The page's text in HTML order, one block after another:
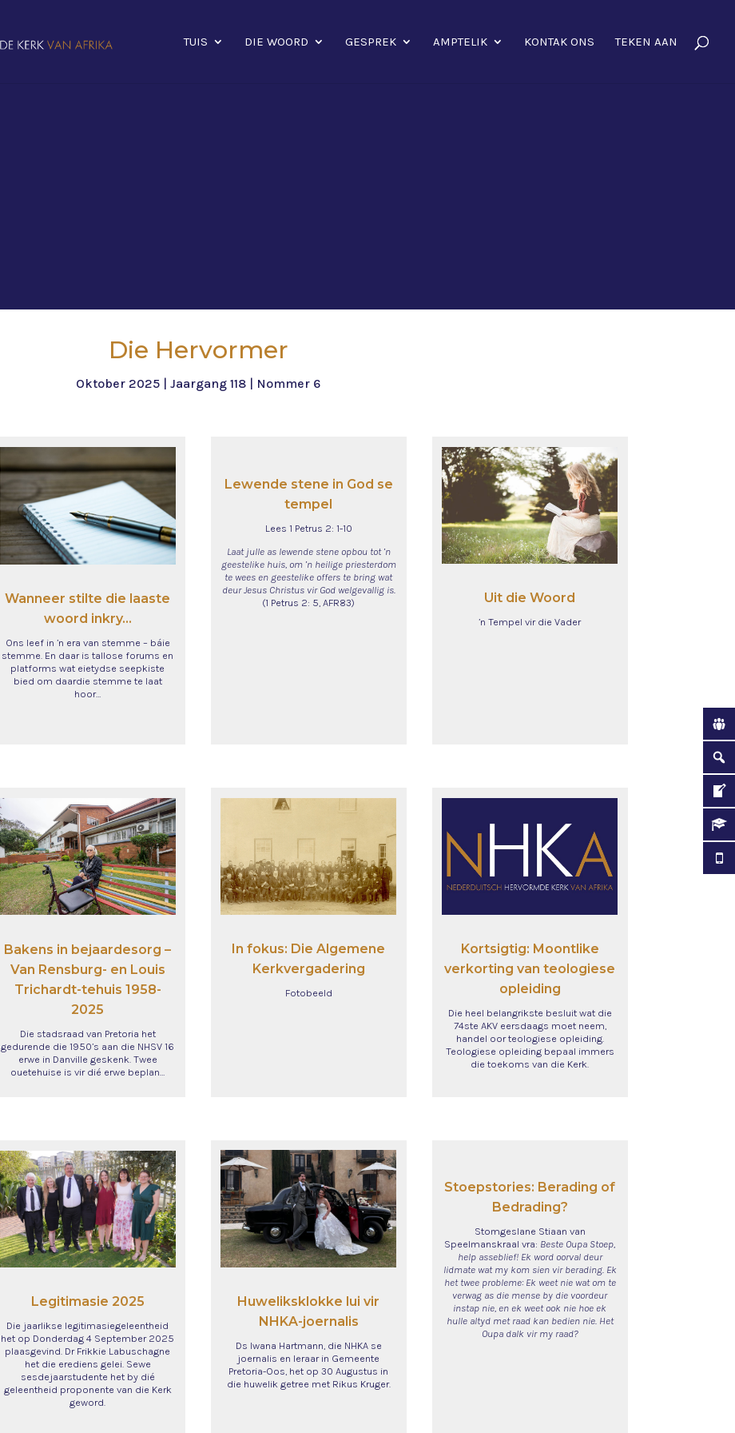
TUIS DIE WOORD GESPREK AMPTELIK KONTAK ONS TEKEN AAN
Die Hervormer
Oktober 2025 | Jaargang 118 | Nommer 6
Wanneer stilte die laaste
woord inkry...
Ons leef in ’n era van stemme – báie
stemme. En daar is tallose forums en
platforms wat eietydse seepkiste
bied om daardie stemme te laat
hoor…
Lewende stene in God se
tempel
Lees 1 Petrus 2: 1-10
Laat julle as lewende stene opbou tot ’n
geestelike huis, om ’n heilige priesterdom
te wees en geestelike offers te bring wat
deur Jesus Christus vir God welgevallig is.
(1 Petrus 2: 5, AFR83)
Uit die Woord
’n Tempel vir die Vader
Bakens in bejaardesorg –
Van Rensburg- en Louis
Trichardt-tehuis 1958-
2025
Die stadsraad van Pretoria het
gedurende die 1950’s aan die NHSV 16
erwe in Danville geskenk. Twee
ouetehuise is vir dié erwe beplan…
In fokus: Die Algemene
Kerkvergadering
Fotobeeld
Kortsigtig: Moontlike
verkorting van teologiese
opleiding
Die heel belangrikste besluit wat die
74ste AKV eersdaags moet neem,
handel oor teologiese opleiding.
Teologiese opleiding bepaal immers
die toekoms van die Kerk.
Legitimasie 2025
Die jaarlikse legitimasiegeleentheid
het op Donderdag 4 September 2025
plaasgevind. Dr Frikkie Labuschagne
het die erediens gelei. Sewe
sesdejaarstudente het by dié
geleentheid proponente van die Kerk
geword.
Huweliksklokke lui vir
NHKA-joernalis
Ds Iwana Hartmann, die NHKA se
joernalis en leraar in Gemeente
Pretoria-Oos, het op 30 Augustus in
die huwelik getree met Rikus Kruger.
Stoepstories: Berading of
Bedrading?
Stomgeslane Stiaan van
Speelmanskraal vra: Beste Oupa Stoep,
help asseblief! Ek word oorval deur
lidmate wat my kom sien vir berading. Ek
het twee probleme: Ek weet nie wat om te
verwag as die mense by die voordeur
instap nie, en ek weet ook nie hoe ek
hulle altyd met raad kan bedien nie. Het
Oupa dalk vir my raad?